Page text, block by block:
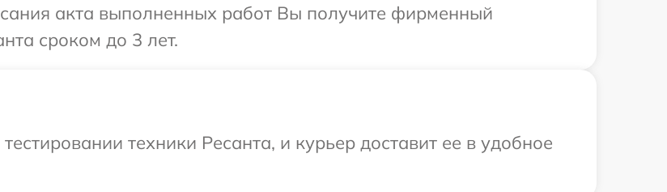
акта выполненных работ Вы получите фирменный
сроком до 3 лет.
техники Ресанта, и курьер доставит ее в удобное